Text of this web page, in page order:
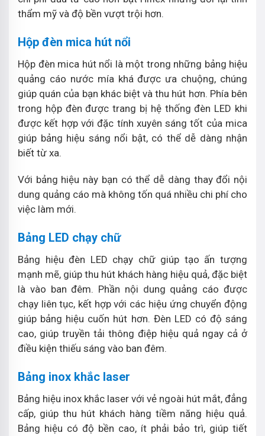
thẩm mỹ và độ bền vượt trội hơn.
Hộp đèn mica hút nổi
Hộp đèn mica hút nổi là một trong những bảng hiệu
quảng cáo nước mía khá được ưa chuộng, chúng
giúp quán của bạn khác biệt và thu hút hơn. Phía bên
trong hộp đèn được trang bị hệ thống đèn LED khi
được kết hợp với đặc tính xuyên sáng tốt của mica
giúp bảng hiệu sáng nổi bật, có thể dễ dàng nhận
biết từ xa.
Với bảng hiệu này bạn có thể dễ dàng thay đổi nội
dung quảng cáo mà không tốn quá nhiều chi phí cho
việc làm mới.
Bảng LED chạy chữ
Bảng hiệu đèn LED chạy chữ giúp tạo ấn tượng
mạnh mẽ, giúp thu hút khách hàng hiệu quả, đặc biệt
là vào ban đêm. Phần nội dung quảng cáo được
chạy liên tục, kết hợp với các hiệu ứng chuyển động
giúp bảng hiệu cuốn hút hơn. Đèn LED có độ sáng
cao, giúp truyền tải thông điệp hiệu quả ngay cả ở
điều kiện thiếu sáng vào ban đêm.
Bảng inox khắc laser
Bảng hiệu inox khắc laser với vẻ ngoài hút mắt, đẳng
cấp, giúp thu hút khách hàng tiềm năng hiệu quả.
Bảng hiệu có độ bền cao, ít phải bảo trì, giúp tiết